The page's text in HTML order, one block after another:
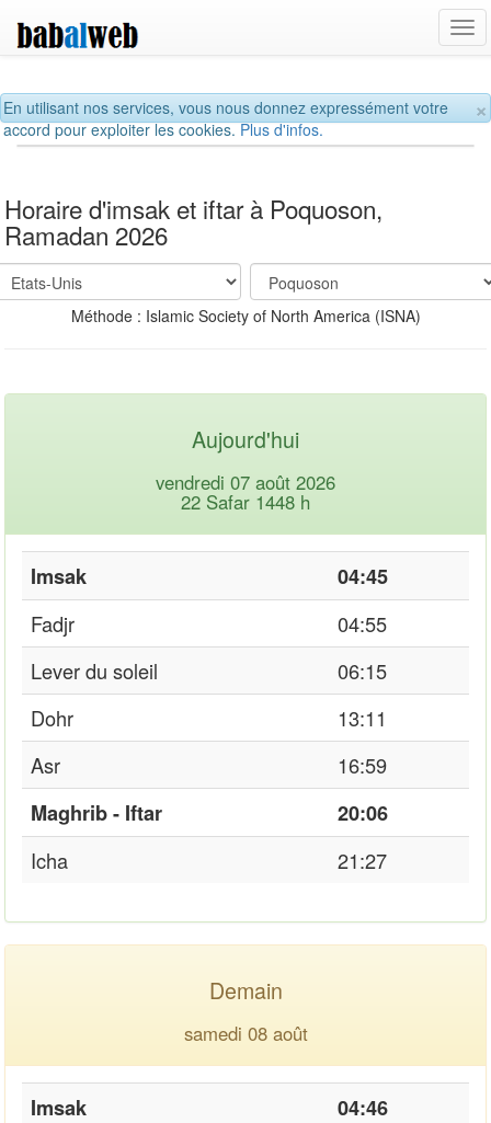
×
En utilisant nos services, vous nous donnez expressément votre
accord pour exploiter les cookies.Plus d'infos.
Horaire d'imsak et iftar à Poquoson,
Ramadan 2026
Méthode : Islamic Society of North America (ISNA)
Aujourd'hui
vendredi 07 août 2026
22 Safar 1448 h
Imsak
04:45
Fadjr
04:55
Lever du soleil
06:15
Dohr
13:11
Asr
16:59
Maghrib - Iftar
20:06
Icha
21:27
Demain
samedi 08 août
Imsak
04:46